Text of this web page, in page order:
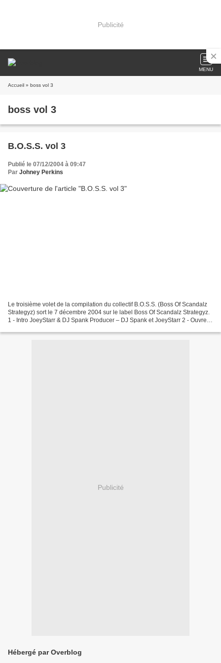
Publicité
MENU
Accueil » boss vol 3
boss vol 3
B.O.S.S. vol 3
Publié le 07/12/2004 à 09:47
Par Johney Perkins
Le troisième volet de la compilation du collectif B.O.S.S. (Boss Of Scandalz
Strategyz) sort le 7 décembre 2004 sur le label Boss Of Scandalz Strategyz.
1 - Intro JoeyStarr & DJ Spank Producer – DJ Spank et JoeyStarr 2 - Ouvre
Publicité
Hébergé par Overblog